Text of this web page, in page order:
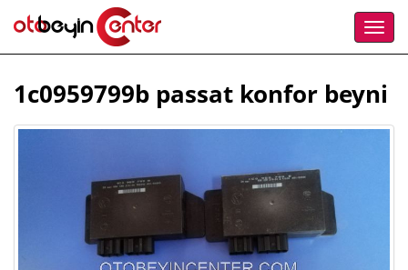
1c0959799b passat konfor beyni